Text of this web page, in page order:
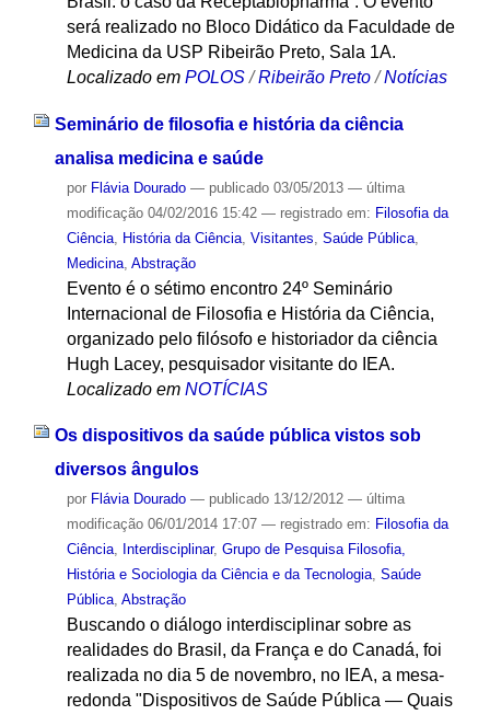
será realizado no Bloco Didático da Faculdade de
Medicina da USP Ribeirão Preto, Sala 1A.
Localizado em POLOS /Ribeirão Preto /Notícias
Seminário de filosofia e história da ciência
analisa medicina e saúde
por Flávia Dourado — publicado03/05/2013 — última
modificação04/02/2016 15:42 — registrado em: Filosofia da
Ciência, História da Ciência, Visitantes Saúde Pública,
Medicina, Abstração
Evento é o sétimo encontro 24º Seminário
Internacional de Filosofia e História da Ciência,
organizado pelo filósofo e historiador da ciência
Hugh Lacey, pesquisador visitante do IEA.
Localizado em NOTÍCIAS
Os dispositivos da saúde pública vistos sob
diversos ângulos
por Flávia Dourado — publicado13/12/2012 — última
modificação06/01/2014 17:07 — registrado em: Filosofia da
Ciência, Interdisciplinar, Grupo de Pesquisa Filosofia,
História e Sociologia da Ciência e da Tecnologia, Saúde
Pública, Abstração
Buscando o diálogo interdisciplinar sobre as
realidades do Brasil, da França e do Canadá, foi
realizada no dia 5 de novembro, no IEA, a mesa-
redonda "Dispositivos de Saúde Pública — Quais